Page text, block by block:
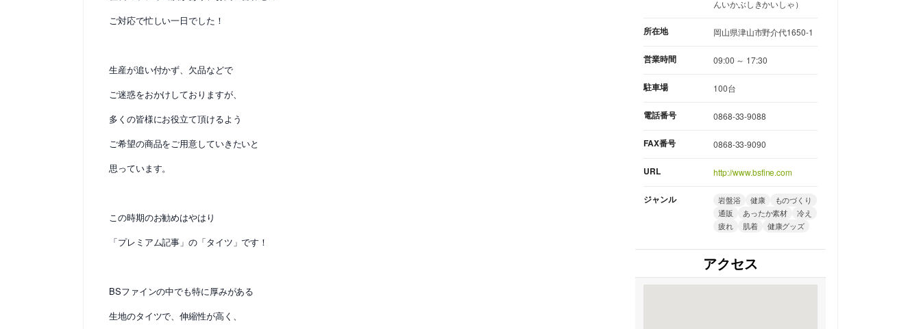
ご対応で忙しい一日でした！
生産が追い付かず、欠品などで
ご迷惑をおかけしておりますが、
多くの皆様にお役立て頂けるよう
ご希望の商品をご用意していきたいと
思っています。
この時期のお勧めはやはり
「プレミアム記事」の「タイツ」です！
BSファインの中でも特に厚みがある
生地のタイツで、伸縮性が高く、
んいかぶしきかいしゃ）
所在地 岡山県津山市野介代1650-1
営業時間 09:00 ～ 17:30
駐車場 100台
電話番号 0868-33-9088
FAX番号 0868-33-9090
URL http://www.bsfine.com
ジャンル 岩盤浴 健康
ものづくり
通販
あったか素材
冷え
疲れ
肌着 健康グッズ
アクセス